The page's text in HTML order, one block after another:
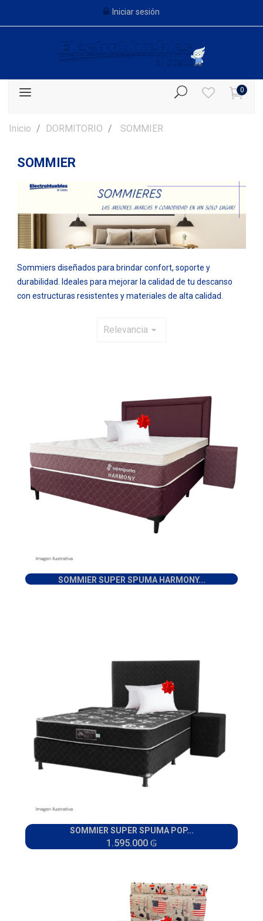
Iniciar sesión
0
Inicio DORMITORIO SOMMIER
SOMMIER
Sommiers diseñados para brindar confort, soporte y
durabilidad. Ideales para mejorar la calidad de tu descanso
con estructuras resistentes y materiales de alta calidad.
Relevancia arrow_drop_down
SOMMIER SUPER SPUMA HARMONY...
SOMMIER SUPER SPUMA POP...
1.595.000 ₲